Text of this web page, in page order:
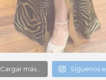
Cargar más... Síguenos